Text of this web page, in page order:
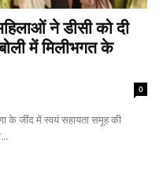
ने डीसी को दी
में मिलीभगत के
0
के जींद में स्वयं सहायता समूह की